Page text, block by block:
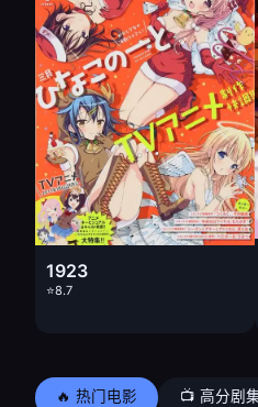
1923
⭐8.7
🔥 热门电影 📺 高分剧